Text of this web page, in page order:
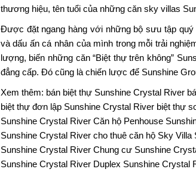
thương hiệu, tên tuổi của những cănsky villas
Được đặt ngang hàng với những bộ sưu tập
và dấu ấn cá nhân của mình trong mỗi trải
lượng, biến những căn “Biệt thự trên không”
đẳng cấp. Đó cũng là chiến lược để Sunshine
Xem thêm: bán biệt thự Sunshine Crystal River
biệt thự đơn lập Sunshine Crystal River biệt thự
Sunshine Crystal River Căn hộ Penhouse
Sunshine Crystal River cho thuê căn hộ Sky Villa
Sunshine Crystal River Chung cư Sunshine
Sunshine Crystal River Duplex Sunshine Crystal